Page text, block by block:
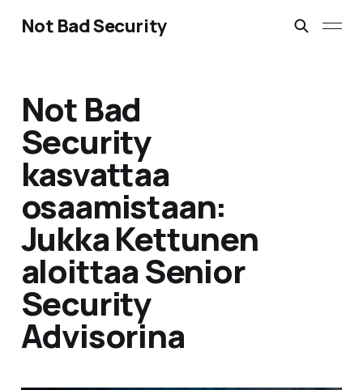
Not Bad Security
Not Bad
Security
kasvattaa
osaamistaan:
Jukka Kettunen
aloittaa Senior
Security
Advisorina